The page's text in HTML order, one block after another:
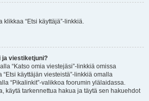
klikkaa “Etsi käyttäjä”-linkkiä.
ja viestiketjuni?
“Katso omia viestejäsi”-linkkiä omissa
käyttäjän viesteistä”-linkkiä omalla
“Pikalinkit”-valikkoa foorumin ylälaidassa.
käytä tarkennettua hakua ja täytä sen hakuehdot